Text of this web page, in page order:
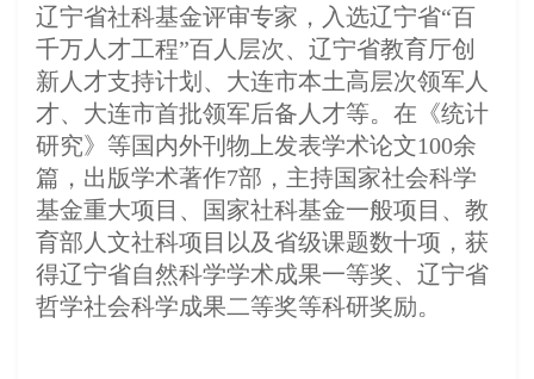
辽宁省社科基金评审专家，入选辽宁省“百
千万人才工程”百人层次、辽宁省教育厅创
新人才支持计划、大连市本土高层次领军人
才、大连市首批领军后备人才等。在《统计
研究》等国内外刊物上发表学术论文100余
篇，出版学术著作7部，主持国家社会科学
基金重大项目、国家社科基金一般项目、教
育部人文社科项目以及省级课题数十项，获
得辽宁省自然科学学术成果一等奖、辽宁省
哲学社会科学成果二等奖等科研奖励。